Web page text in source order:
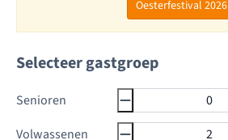
Oesterfestival 2026
Selecteer gastgroep
Senioren
Volwassenen